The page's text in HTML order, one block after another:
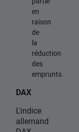
en
raison
de
la
réduction
des
emprunts.
DAX
L'indice
allemand